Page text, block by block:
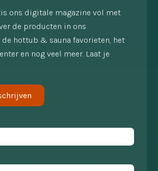
ons digitale magazine vol met
de producten in ons
hottub & sauna favorieten, het
en nog veel meer. Laat je